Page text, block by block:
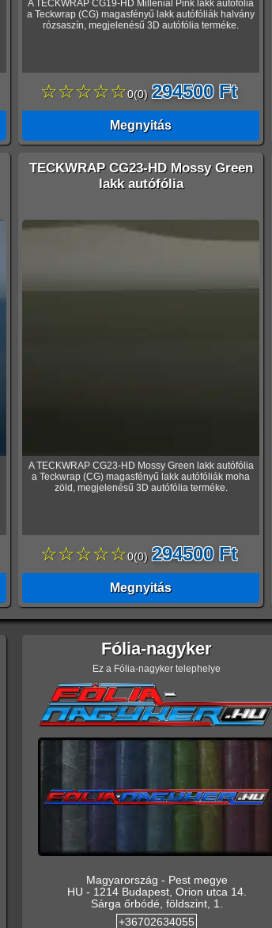
A TECKWRAP CG19-HD Millenial Pink lakk autófólia
a Teckwrap (CG) magasfényű lakk autófóliák halvány
rózsaszín, megjelenésű 3D autófólia terméke.
☆☆☆☆☆0(0) 294500 Ft
Megnyitás
TECKWRAP CG23-HD Mossy Green
lakk autófólia
A TECKWRAP CG23-HD Mossy Green lakk autófólia
a Teckwrap (CG) magasfényű lakk autófóliák moha
zöld, megjelenésű 3D autófólia terméke.
☆☆☆☆☆0(0) 294500 Ft
Megnyitás
Fólia-nagyker
Ez a Fólia-nagyker telephelye
Magyarország - Pest megye
HU - 1214 Budapest, Orion utca 14.
Sárga őrbódé, földszint, 1.
+36702634055